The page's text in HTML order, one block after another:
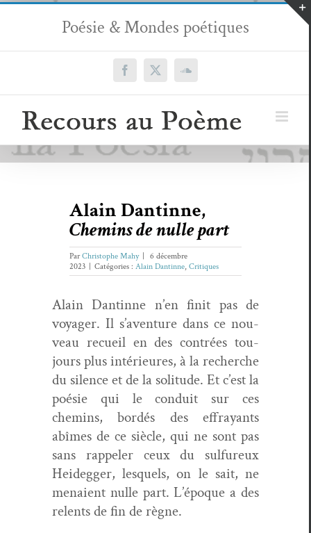
Passer
contenu
Poésie & Mondes poétiques
Facebook
X SoundCloud
Alain Dantinne,
Chemins de nulle part
ParChristophe Mahy
6 décembre
2023
Catégories : Alain Dantinne, Critiques
Alain Dan­tinne n’en finit pas de
voy­ager. Il s’aventure dans ce nou­
veau recueil en des con­trées tou­
jours plus intérieures, à la recherche
du silence et de la soli­tude. Et c’est la
poésie qui le con­duit sur ces
chemins, bor­dés des effrayants
abîmes de ce siè­cle, qui ne sont pas
sans rap­pel­er ceux du sul­fureux
Hei­deg­ger, lesquels, on le sait, ne
menaient nulle part. L’époque a des
relents de fin de règne.